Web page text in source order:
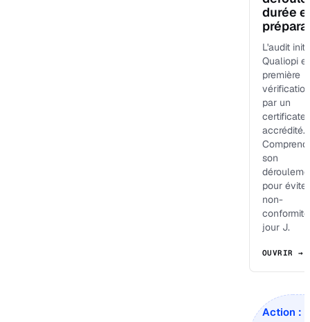
durée
L'audit
Qualiopi
première
vérification
par un
accrédité.
son
pour
non-
jour J.
OUVRIR →
Action :